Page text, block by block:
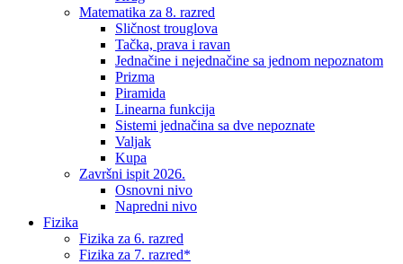
Matematika za 8. razred
Sličnost trouglova
Tačka, prava i ravan
Jednačine i nejednačine sa jednom nepoznatom
Prizma
Piramida
Linearna funkcija
Sistemi jednačina sa dve nepoznate
Valjak
Kupa
Završni ispit 2026.
Osnovni nivo
Napredni nivo
Fizika
Fizika za 6. razred
Fizika za 7. razred*